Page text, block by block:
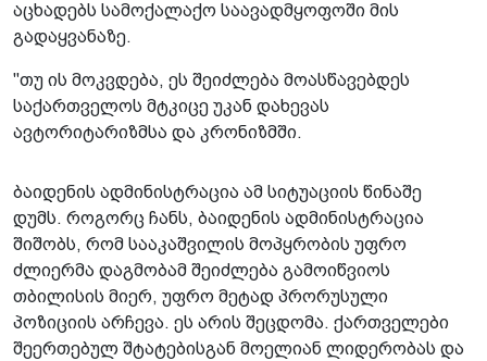
აცხადებს სამოქალაქო საავადმყოფოში მის
გადაყვანაზე.
"თუ ის მოკვდება, ეს შეიძლება მოასწავებდეს
საქართველოს მტკიცე უკან დახევას
ავტორიტარიზმსა და კრონიზმში.
ბაიდენის ადმინისტრაცია ამ სიტუაციის წინაშე
დუმს. როგორც ჩანს, ბაიდენის ადმინისტრაცია
შიშობს, რომ სააკაშვილის მოპყრობის უფრო
ძლიერმა დაგმობამ შეიძლება გამოიწვიოს
თბილისის მიერ, უფრო მეტად პრორუსული
პოზიციის არჩევა. ეს არის შეცდომა. ქართველები
შეერთებულ შტატებისგან მოელიან ლიდერობას და